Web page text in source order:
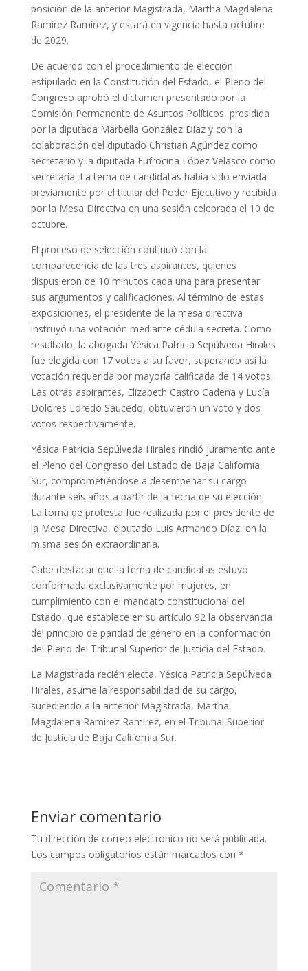
posición de la anterior Magistrada, Martha Magdalena
Ramírez Ramírez, y estará en vigencia hasta octubre
de 2029.
De acuerdo con el procedimiento de elección
estipulado en la Constitución del Estado, el Pleno del
Congreso aprobó el dictamen presentado por la
Comisión Permanente de Asuntos Políticos, presidida
por la diputada Marbella González Díaz y con la
colaboración del diputado Christian Agúndez como
secretario y la diputada Eufrocina López Velasco como
secretaria. La terna de candidatas había sido enviada
previamente por el titular del Poder Ejecutivo y recibida
por la Mesa Directiva en una sesión celebrada el 10 de
octubre.
El proceso de selección continuó con la
comparecencia de las tres aspirantes, quienes
dispusieron de 10 minutos cada una para presentar
sus argumentos y calificaciones. Al término de estas
exposiciones, el presidente de la mesa directiva
instruyó una votación mediante cédula secreta. Como
resultado, la abogada Yésica Patricia Sepúlveda Hirales
fue elegida con 17 votos a su favor, superando así la
votación requerida por mayoría calificada de 14 votos.
Las otras aspirantes, Elizabeth Castro Cadena y Lucía
Dolores Loredo Saucedo, obtuvieron un voto y dos
votos respectivamente.
Yésica Patricia Sepúlveda Hirales rindió juramento ante
el Pleno del Congreso del Estado de Baja California
Sur, comprometiéndose a desempeñar su cargo
durante seis años a partir de la fecha de su elección.
La toma de protesta fue realizada por el presidente de
la Mesa Directiva, diputado Luis Armando Díaz, en la
misma sesión extraordinaria.
Cabe destacar que la terna de candidatas estuvo
conformada exclusivamente por mujeres, en
cumplimiento con el mandato constitucional del
Estado, que establece en su artículo 92 la observancia
del principio de paridad de género en la conformación
del Pleno del Tribunal Superior de Justicia del Estado.
La Magistrada recién electa, Yésica Patricia Sepúlveda
Hirales, asume la responsabilidad de su cargo,
sucediendo a la anterior Magistrada, Martha
Magdalena Ramírez Ramírez, en el Tribunal Superior
de Justicia de Baja California Sur.
Enviar comentario
Tu dirección de correo electrónico no será publicada.
Los campos obligatorios están marcados con *